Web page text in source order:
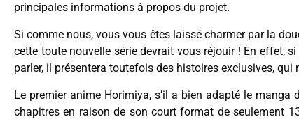
principales informations à propos du projet.
Si comme nous, vous vous êtes laissé charmer par la
cette toute nouvelle série devrait vous réjouir ! En effet, si
parler, il présentera toutefois des histoires exclusives, qui
Le premier anime Horimiya, s’il a bien adapté le manga
chapitres en raison de son court format de seulement